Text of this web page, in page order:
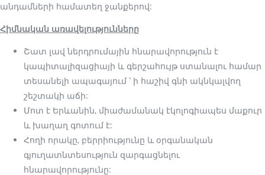
անդամների համատեղ ջանքերով:
Հիմնական առավելությունները
Շատ լավ ներդրումային հնարավորություն է
կապիտալիզացիայի և գերշահույթ ստանալու համար
տեսանելի ապագայում ՝ ի հաշիվ գնի ակնկալվող
շեշտակի աճի:
Մոտ է Երևանին, միաժամանակ էկոլոգիապես մաքուր
և խաղաղ գոտում է:
Հողի որակը, բերրիությունը և օրգանական
գյուղատնտեսություն զարգացնելու
հնարավորությունը: